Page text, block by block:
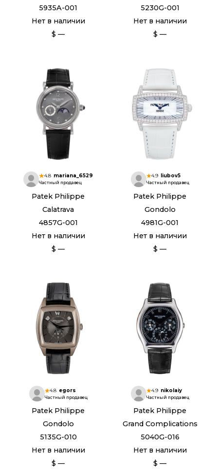
5935A-001
Нет в наличии
$ —
5230G-001
Нет в наличии
$ —
4.8 mariana_6529
Частный продавец
Patek Philippe
Calatrava
4857G-001
Нет в наличии
$ —
4.9 liubov5
Частный продавец
Patek Philippe
Gondolo
4981G-001
Нет в наличии
$ —
4.8 egors
Частный продавец
Patek Philippe
Gondolo
5135G-010
Нет в наличии
$ —
4.9 nikolaiy
Частный продавец
Patek Philippe
Grand Complications
5040G-016
Нет в наличии
$ —